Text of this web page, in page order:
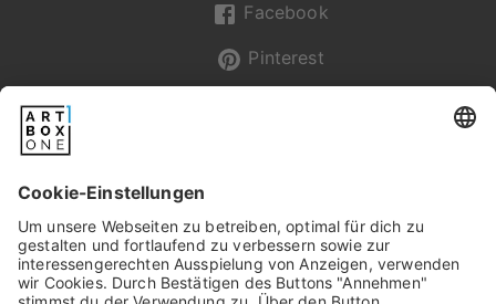
Facebook
Pinterest
Pixum